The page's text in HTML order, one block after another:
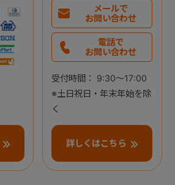
メールで
お問い合わせ
電話で
お問い合わせ
受付時間： 9:30～17:00
※土日祝日・年末年始を除
く
詳しくはこちら